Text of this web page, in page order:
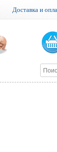
Доставка и